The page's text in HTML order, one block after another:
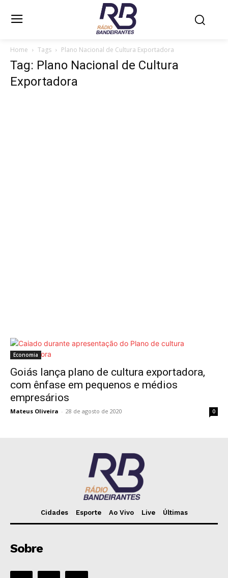
Home Tags Plano Nacional de Cultura Exportadora
Tag: Plano Nacional de Cultura
Exportadora
Economia
Goiás lança plano de cultura exportadora,
com ênfase em pequenos e médios
empresários
Mateus Oliveira - 28 de agosto de 2020 0
Cidades Esporte Ao Vivo Live Últimas
Sobre